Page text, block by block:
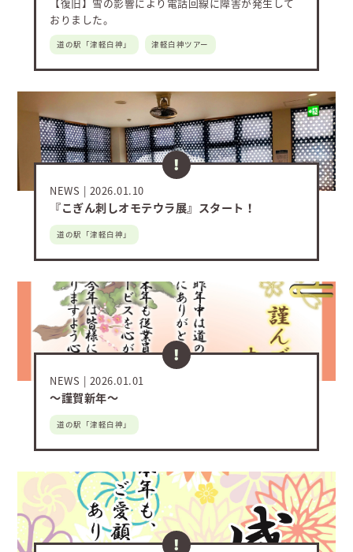
おりました。
道の駅「津軽白神」 津軽白神ツアー
NEWS 2026.01.10
『こぎん刺しオモテウラ展』スタート！
道の駅「津軽白神」
NEWS 2026.01.01
～謹賀新年～
道の駅「津軽白神」